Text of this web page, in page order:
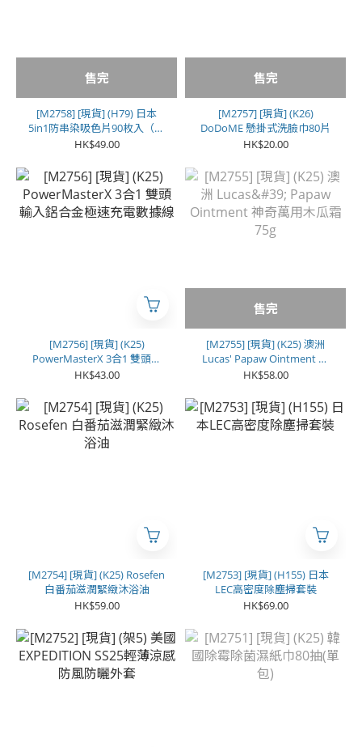
售完
[M2758] [現貨] (H79) 日本
5in1防串染吸色片90枚入（一
套2盒）
HK$49.00
售完
[M2757] [現貨] (K26)
DoDoME 懸掛式洗臉巾80片
HK$20.00
[M2756] [現貨] (K25)
PowerMasterX 3合1 雙頭輸
入鋁合金極速充電數據線
HK$43.00
售完
[M2755] [現貨] (K25) 澳洲
Lucas' Papaw Ointment 神
奇萬用木瓜霜 75g
HK$58.00
[M2754] [現貨] (K25) Rosefen
白番茄滋潤緊緻沐浴油
HK$59.00
[M2753] [現貨] (H155) 日本
LEC高密度除塵掃套裝
HK$69.00